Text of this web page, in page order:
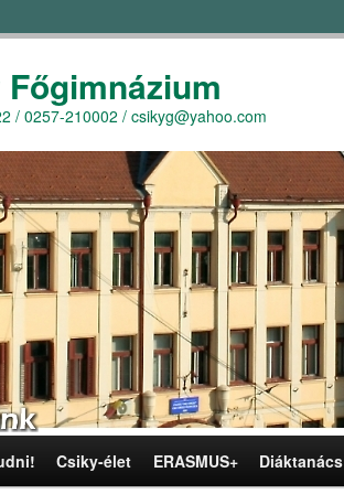
/ 0257-210002 / csikyg@yahoo.com
Csiky-élet ERASMUS+ Diáktanács